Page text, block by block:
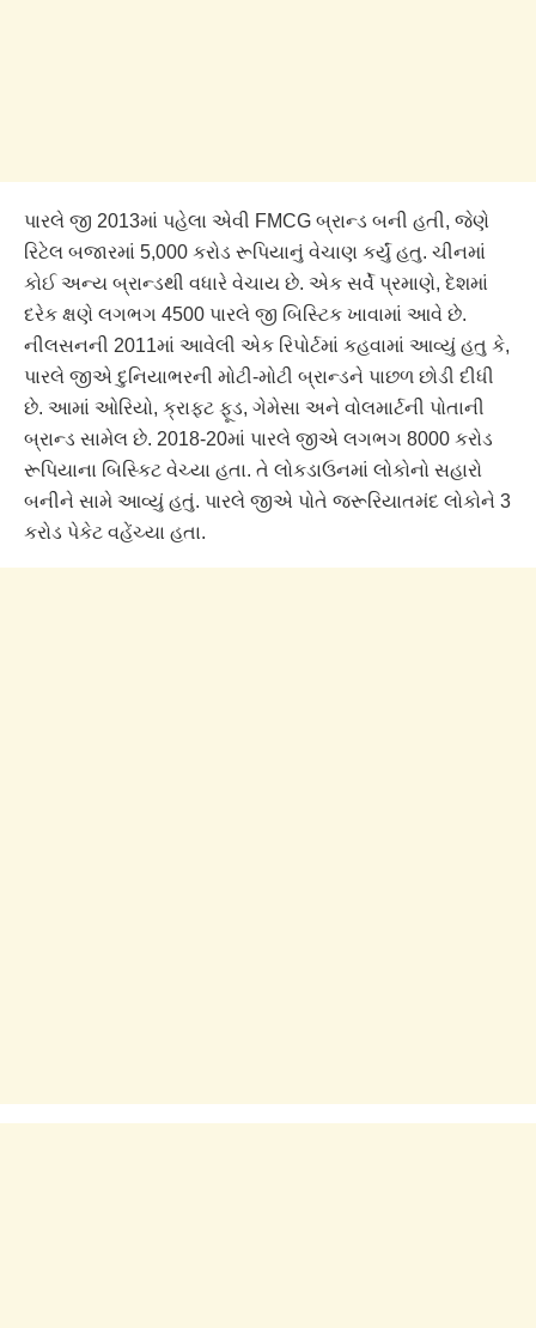
પારલે જી 2013માં પહેલા એવી FMCG બ્રાન્ડ બની હતી, જેણે
રિટેલ બજારમાં 5,000 કરોડ રૂપિયાનું વેચાણ કર્યું હતુ. ચીનમાં
કોઈ અન્ય બ્રાન્ડથી વધારે વેચાય છે. એક સર્વે પ્રમાણે, દેશમાં
દરેક ક્ષણે લગભગ 4500 પારલે જી બિસ્ટિક ખાવામાં આવે છે.
નીલસનની 2011માં આવેલી એક રિપોર્ટમાં કહવામાં આવ્યું હતુ કે,
પારલે જીએ દુનિયાભરની મોટી-મોટી બ્રાન્ડને પાછળ છોડી દીધી
છે. આમાં ઓરિયો, ક્રાફ્ટ ફૂડ, ગેમેસા અને વોલમાર્ટની પોતાની
બ્રાન્ડ સામેલ છે. 2018-20માં પારલે જીએ લગભગ 8000 કરોડ
રૂપિયાના બિસ્કિટ વેચ્યા હતા. તે લોકડાઉનમાં લોકોનો સહારો
બનીને સામે આવ્યું હતું. પારલે જીએ પોતે જરૂરિયાતમંદ લોકોને 3
કરોડ પેકેટ વહેંચ્યા હતા.